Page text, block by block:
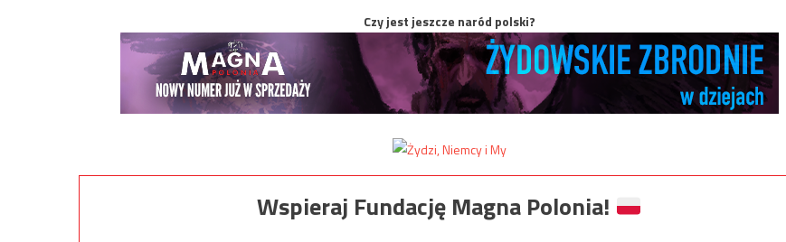
Czy jest jeszcze naród polski?
Wspieraj Fundację Magna Polonia!